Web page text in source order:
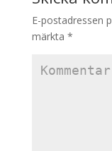
E-postadressen
märkta *